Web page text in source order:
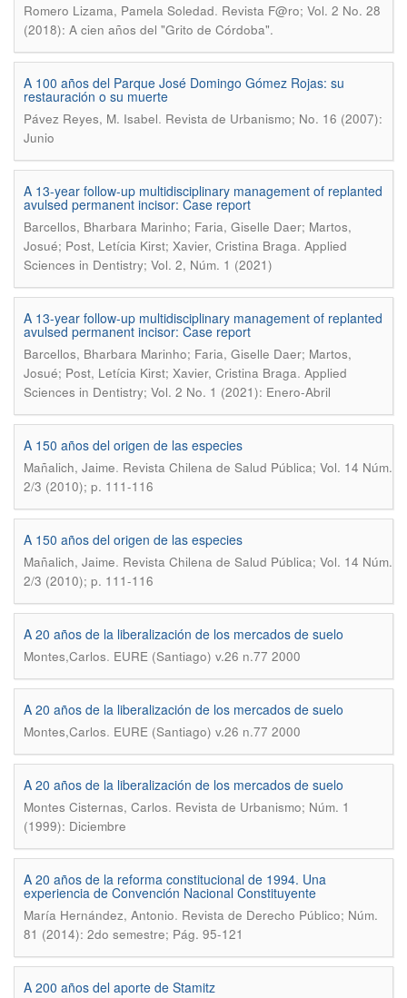
Romero Lizama, Pamela Soledad. Revista F@ro; Vol. 2 No. 28
(2018): A cien años del "Grito de Córdoba".
A 100 años del Parque José Domingo Gómez Rojas: su
restauración o su muerte
Pávez Reyes, M. Isabel. Revista de Urbanismo; No. 16 (2007):
Junio
A 13-year follow-up multidisciplinary management of replanted
avulsed permanent incisor: Case report
Barcellos, Bharbara Marinho; Faria, Giselle Daer; Martos,
Josué; Post, Letícia Kirst; Xavier, Cristina Braga. Applied
Sciences in Dentistry; Vol. 2, Núm. 1 (2021)
A 13-year follow-up multidisciplinary management of replanted
avulsed permanent incisor: Case report
Barcellos, Bharbara Marinho; Faria, Giselle Daer; Martos,
Josué; Post, Letícia Kirst; Xavier, Cristina Braga. Applied
Sciences in Dentistry; Vol. 2 No. 1 (2021): Enero-Abril
A 150 años del origen de las especies
Mañalich, Jaime. Revista Chilena de Salud Pública; Vol. 14 Núm.
2/3 (2010); p. 111-116
A 150 años del origen de las especies
Mañalich, Jaime. Revista Chilena de Salud Pública; Vol. 14 Núm.
2/3 (2010); p. 111-116
A 20 años de la liberalización de los mercados de suelo
Montes,Carlos. EURE (Santiago) v.26 n.77 2000
A 20 años de la liberalización de los mercados de suelo
Montes,Carlos. EURE (Santiago) v.26 n.77 2000
A 20 años de la liberalización de los mercados de suelo
Montes Cisternas, Carlos. Revista de Urbanismo; Núm. 1
(1999): Diciembre
A 20 años de la reforma constitucional de 1994. Una
experiencia de Convención Nacional Constituyente
María Hernández, Antonio. Revista de Derecho Público; Núm.
81 (2014): 2do semestre; Pág. 95-121
A 200 años del aporte de Stamitz